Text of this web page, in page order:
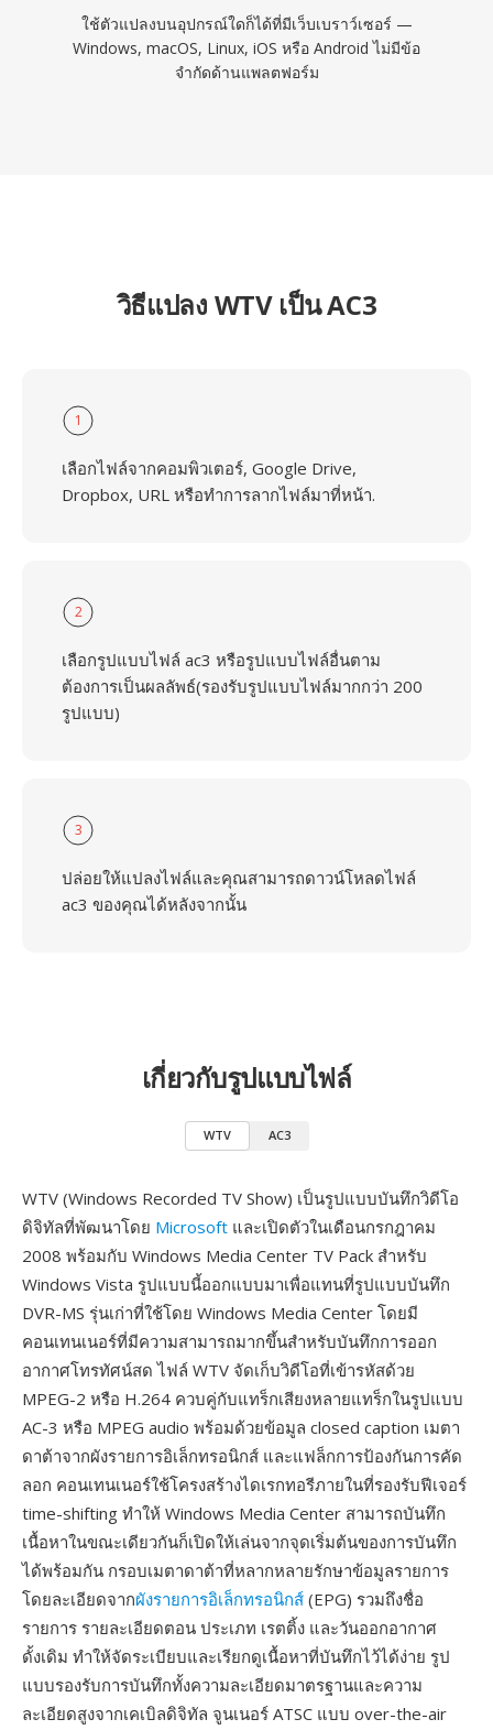
ใช้ตัวแปลงบนอุปกรณ์ใดก็ได้ที่มีเว็บเบราว์เซอร์ —
Windows, macOS, Linux, iOS หรือ Android ไม่มีข้อ
จำกัดด้านแพลตฟอร์ม
วิธีแปลง WTV เป็น AC3
1
เลือกไฟล์จากคอมพิวเตอร์, Google Drive,
Dropbox, URL หรือทำการลากไฟล์มาที่หน้า.
2
เลือกรูปแบบไฟล์ ac3 หรือรูปแบบไฟล์อื่นตาม
ต้องการเป็นผลลัพธ์(รองรับรูปแบบไฟล์มากกว่า 200
รูปแบบ)
3
ปล่อยให้แปลงไฟล์และคุณสามารถดาวน์โหลดไฟล์
ac3 ของคุณได้หลังจากนั้น
เกี่ยวกับรูปแบบไฟล์
WTV AC3
WTV (Windows Recorded TV Show) เป็นรูปแบบบันทึกวิดีโอ
ดิจิทัลที่พัฒนาโดย Microsoft และเปิดตัวในเดือนกรกฎาคม
2008 พร้อมกับ Windows Media Center TV Pack สำหรับ
Windows Vista รูปแบบนี้ออกแบบมาเพื่อแทนที่รูปแบบบันทึก
DVR-MS รุ่นเก่าที่ใช้โดย Windows Media Center โดยมี
คอนเทนเนอร์ที่มีความสามารถมากขึ้นสำหรับบันทึกการออก
อากาศโทรทัศน์สด ไฟล์ WTV จัดเก็บวิดีโอที่เข้ารหัสด้วย
MPEG-2 หรือ H.264 ควบคู่กับแทร็กเสียงหลายแทร็กในรูปแบบ
AC-3 หรือ MPEG audio พร้อมด้วยข้อมูล closed caption เมตา
ดาต้าจากผังรายการอิเล็กทรอนิกส์ และแฟล็กการป้องกันการคัด
ลอก คอนเทนเนอร์ใช้โครงสร้างไดเรกทอรีภายในที่รองรับฟีเจอร์
time-shifting ทำให้ Windows Media Center สามารถบันทึก
เนื้อหาในขณะเดียวกันก็เปิดให้เล่นจากจุดเริ่มต้นของการบันทึก
ได้พร้อมกัน กรอบเมตาดาต้าที่หลากหลายรักษาข้อมูลรายการ
โดยละเอียดจากผังรายการอิเล็กทรอนิกส์ (EPG) รวมถึงชื่อ
รายการ รายละเอียดตอน ประเภท เรตติ้ง และวันออกอากาศ
ดั้งเดิม ทำให้จัดระเบียบและเรียกดูเนื้อหาที่บันทึกไว้ได้ง่าย รูป
แบบรองรับการบันทึกทั้งความละเอียดมาตรฐานและความ
ละเอียดสูงจากเคเบิลดิจิทัล จูนเนอร์ ATSC แบบ over-the-air